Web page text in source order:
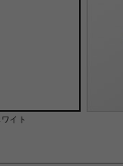
ワイト